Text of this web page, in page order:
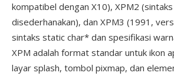
kompatibel dengan X10), XPM2
disederhanakan), dan XPM3 (1991,
sintaks static char* dan spesifikasi
XPM adalah format standar untuk ikon
layar splash, tombol pixmap, dan